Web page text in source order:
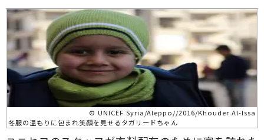
© UNICEF Syria/Aleppo//2016/Khouder Al-Issa
冬服の温もりに包まれ笑顔を見せるタガリードちゃん